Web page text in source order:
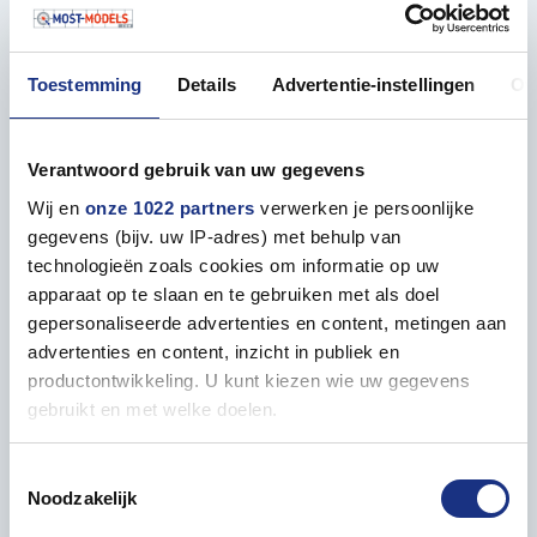
Toestemming Details Advertentie-instellingen
Verantwoord gebruik van uw gegevens
Wij en onze 1022 partners verwerken je persoonlijke
gegevens (bijv. uw IP-adres) met behulp van
technologieën zoals cookies om informatie op uw
apparaat op te slaan en te gebruiken met als doel
gepersonaliseerde advertenties en content, metingen aan
advertenties en content, inzicht in publiek en
productontwikkeling. U kunt kiezen wie uw gegevens
gebruikt en met welke doelen.
Informatie verzamelen over uw geografische locatie,
Noodzakelijk
Met dit bouwpakket breng je niet alleen een
historisch vliegtuig tot leven, maar beleef je ook de
voldoening van het stap-voor-stap opbouwen van
motoren, bewapening en cockpitinterieur maken dit
model tot een absolute blikvanger. Dankzij de drie
inbegrepen markeringsvarianten kies je zelf welke
uitvoering het beste bij je collectie past.
Bij Most-Models.com profiteer je van snelle levering
en uitstekende klantenservice, zodat je direct aan de
slag kunt. Wacht niet langer en voeg dit unieke WOII
bommenwerpermodel vandaag nog toe aan je
Kenmerken: